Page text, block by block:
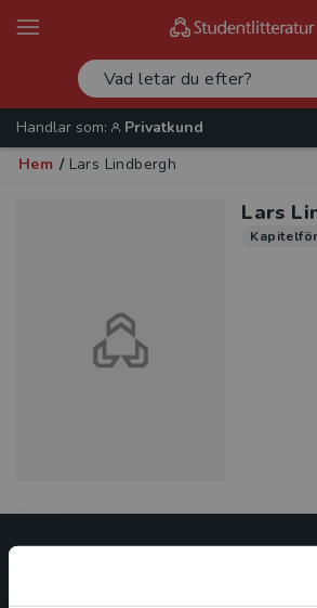
Handlar som:
Privatkund
Hem / Lars Lindbergh
Lars